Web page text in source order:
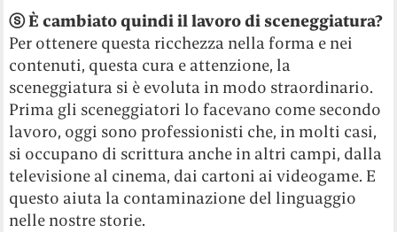
ⓢ È cambiato quindi il lavoro di sceneggiatura?
Per ottenere questa ricchezza nella forma e nei
contenuti, questa cura e attenzione, la
sceneggiatura si è evoluta in modo straordinario.
Prima gli sceneggiatori lo facevano come secondo
lavoro, oggi sono professionisti che, in molti casi,
si occupano di scrittura anche in altri campi, dalla
televisione al cinema, dai cartoni ai videogame. E
questo aiuta la contaminazione del linguaggio
nelle nostre storie.